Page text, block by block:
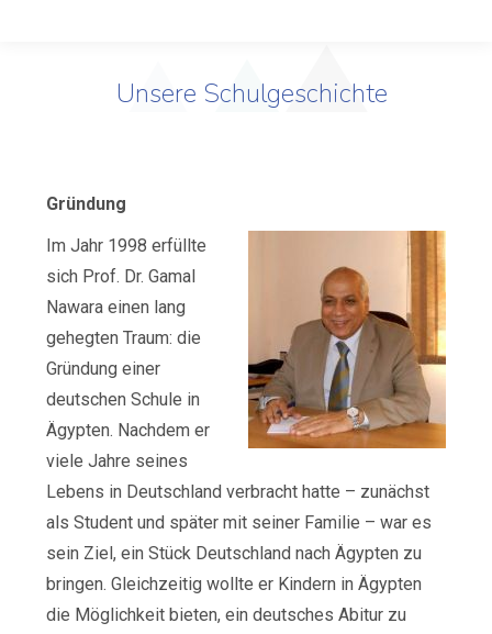
Unsere Schulgeschichte
Gründung
Im Jahr 1998 erfüllte
sich Prof. Dr. Gamal
Nawara einen lang
gehegten Traum: die
Gründung einer
deutschen Schule in
Ägypten. Nachdem er
viele Jahre seines
Lebens in Deutschland verbracht hatte – zunächst
als Student und später mit seiner Familie – war es
sein Ziel, ein Stück Deutschland nach Ägypten zu
bringen. Gleichzeitig wollte er Kindern in Ägypten
die Möglichkeit bieten, ein deutsches Abitur zu